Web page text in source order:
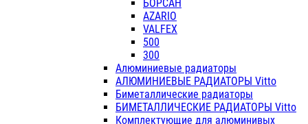
БОРСАН
AZARIO
VALFEX
500
300
Алюминиевые радиаторы
АЛЮМИНИЕВЫЕ РАДИАТОРЫ Vitto
Биметаллические радиаторы
БИМЕТАЛЛИЧЕСКИЕ РАДИАТОРЫ Vitto
Комплектующие для алюминивых